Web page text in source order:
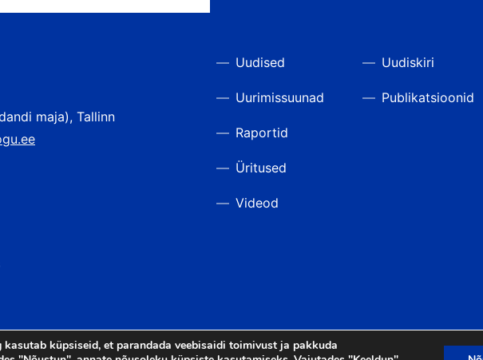
maja), Tallinn
Uudised
Uurimissuunad
Raportid
Üritused
Videod
Uudiskiri
Publikatsioonid
kasutab küpsiseid, et parandada veebisaidi toimivust ja pakkuda